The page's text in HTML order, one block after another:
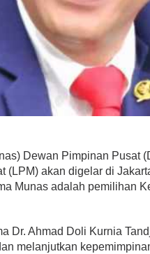
Dewan Pimpinan Pusat
(LPM) akan digelar di
Munas adalah pemilihan
Dr. Ahmad Doli Kurnia
melanjutkan
Tahap II,
Kader Harus